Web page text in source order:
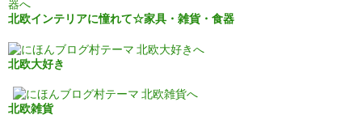
北欧インテリアに憧れて☆家具・雑貨・食器
北欧大好き
北欧雑貨